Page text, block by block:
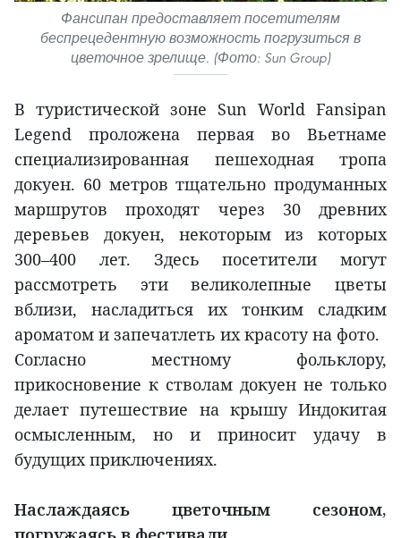
Фансипан предоставляет посетителям
беспрецедентную возможность погрузиться в
цветочное зрелище. (Фото: Sun Group)
В туристической зоне Sun World Fansipan
Legend проложена первая во Вьетнаме
специализированная пешеходная тропа
докуен. 60 метров тщательно продуманных
маршрутов проходят через 30 древних
деревьев докуен, некоторым из которых
300–400 лет. Здесь посетители могут
рассмотреть эти великолепные цветы
вблизи, насладиться их тонким сладким
ароматом и запечатлеть их красоту на фото.
Согласно местному фольклору,
прикосновение к стволам докуен не только
делает путешествие на крышу Индокитая
осмысленным, но и приносит удачу в
будущих приключениях.
Наслаждаясь цветочным сезоном,